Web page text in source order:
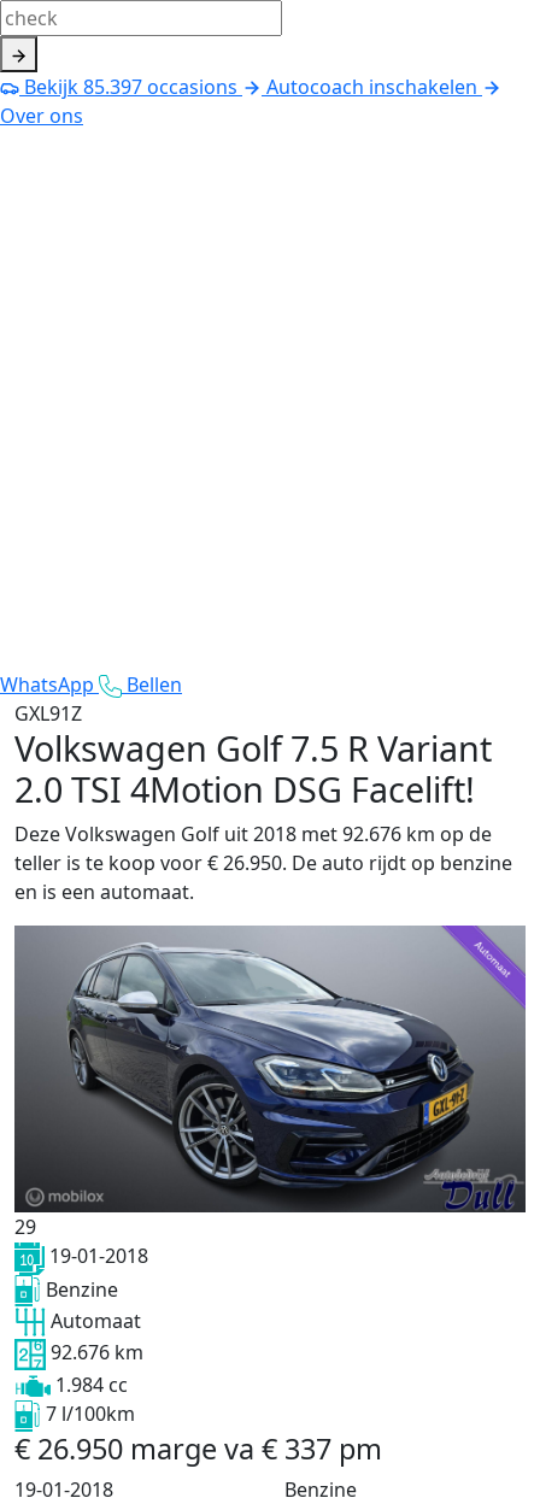
Bekijk85.397occasions
Autocoach inschakelen
Over ons
WhatsApp
Bellen
GXL91Z
Volkswagen Golf 7.5 R Variant
2.0 TSI 4Motion DSG Facelift!
Deze Volkswagen Golf uit 2018 met 92.676 km op de
teller is te koop voor € 26.950. De auto rijdt op benzine
en is een automaat.
29
19-01-2018
Benzine
Automaat
92.676 km
1.984 cc
7 l/100km
€ 26.950 marge va € 337 pm
19-01-2018 Benzine